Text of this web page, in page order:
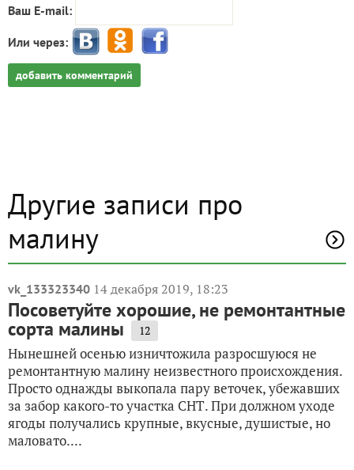
Ваш E-mail:
Или через:
добавить комментарий
Другие записи про
малину
vk_133323340 14 декабря 2019, 18:23
Посоветуйте хорошие, не ремонтантные
сорта малины 12
Нынешней осенью изничтожила разросшуюся не
ремонтантную малину неизвестного происхождения.
Просто однажды выкопала пару веточек, убежавших
за забор какого-то участка СНТ. При должном уходе
ягоды получались крупные, вкусные, душистые, но
маловато....